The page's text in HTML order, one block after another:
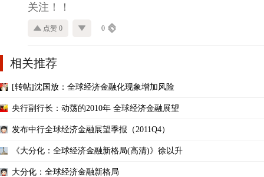
关注！！
点赞 0 0
相关推荐
[转帖]沈国放：全球经济金融化现象增加风险
央行副行长：动荡的2010年 全球经济金融展望
发布中行全球经济金融展望季报（2011Q4）
《大分化：全球经济金融新格局(高清)》徐以升
大分化：全球经济金融新格局